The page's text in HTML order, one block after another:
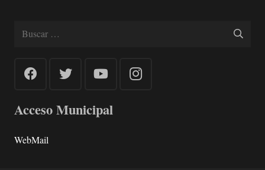
Buscar:
Acceso Municipal
WebMail